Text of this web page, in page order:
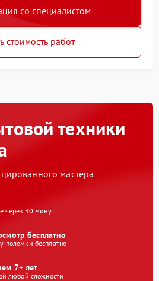
со специалистом
стоимость работ
техники
мастера
через 30 минут
бесплатно
поломки бесплатно
7+ лет
любой сложности